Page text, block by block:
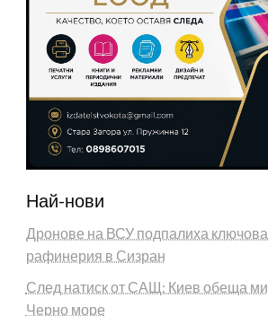
Най-нови
Дронове на ВСУ подпалиха ключова
рафинерия в Сизран
След натиск от САЩ: Киев обеща
Черно море